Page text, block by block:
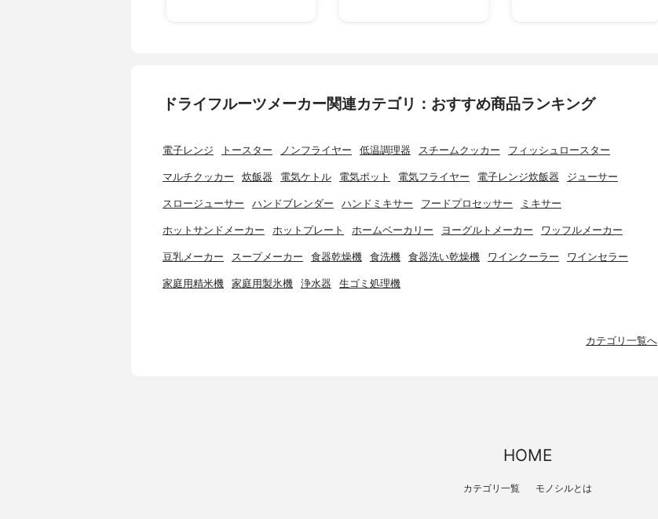
ドライフルーツメーカー関連カテゴリ：おすすめ商品ランキング
電子レンジ トースター ノンフライヤー 低温調理器 スチームクッカー フィッシュロースター
マルチクッカー 炊飯器 電気ケトル 電気ポット 電気フライヤー 電子レンジ炊飯器 ジューサー
スロージューサー ハンドブレンダー ハンドミキサー フードプロセッサー ミキサー
ホットサンドメーカー ホットプレート ホームベーカリー ヨーグルトメーカー ワッフルメーカー
豆乳メーカー スープメーカー 食器乾燥機 食洗機 食器洗い乾燥機 ワインクーラー ワインセラー
家庭用精米機 家庭用製氷機 浄水器 生ゴミ処理機
カテゴリ一覧へ
HOME
カテゴリ一覧 モノシルとは